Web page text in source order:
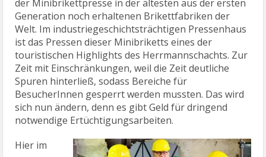
der Minibrikettpresse in der ältesten aus der ersten
Generation noch erhaltenen Brikettfabriken der
Welt. Im industriegeschichtsträchtigen Pressenhaus
ist das Pressen dieser Minibriketts eines der
touristischen Highlights des Herrmannschachts. Zur
Zeit mit Einschränkungen, weil die Zeit deutliche
Spuren hinterließ, sodass Bereiche für
BesucherInnen gesperrt werden mussten. Das wird
sich nun ändern, denn es gibt Geld für dringend
notwendige Ertüchtigungsarbeiten.
Hier im